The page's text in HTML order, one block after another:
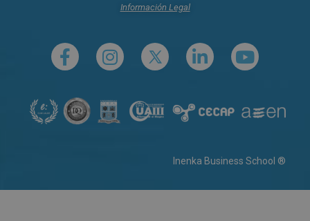
Información Legal
Inenka Business School ®